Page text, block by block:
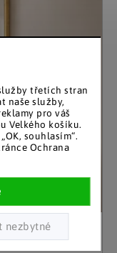
třetích stran
naše služby,
pro váš
Velkého košíku.
souhlasím“.
Ochrana